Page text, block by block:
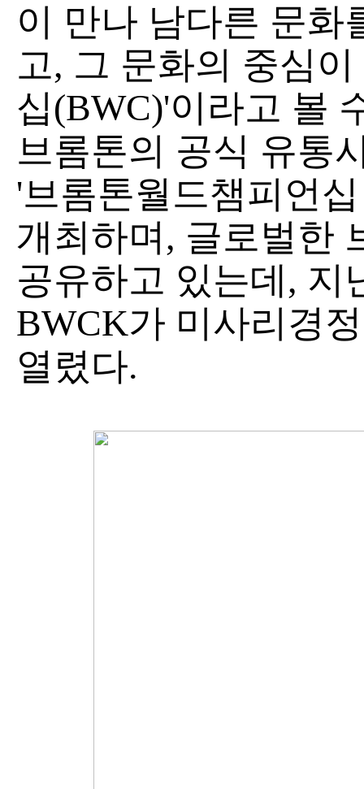
이 만나 남다른 문화
고, 그 문화의 중심
십(BWC)'이라고 볼
브롬톤의 공식 유통
'브롬톤월드챔피언
개최하며, 글로벌한
공유하고 있는데, 지
BWCK가 미사리경
열렸다.